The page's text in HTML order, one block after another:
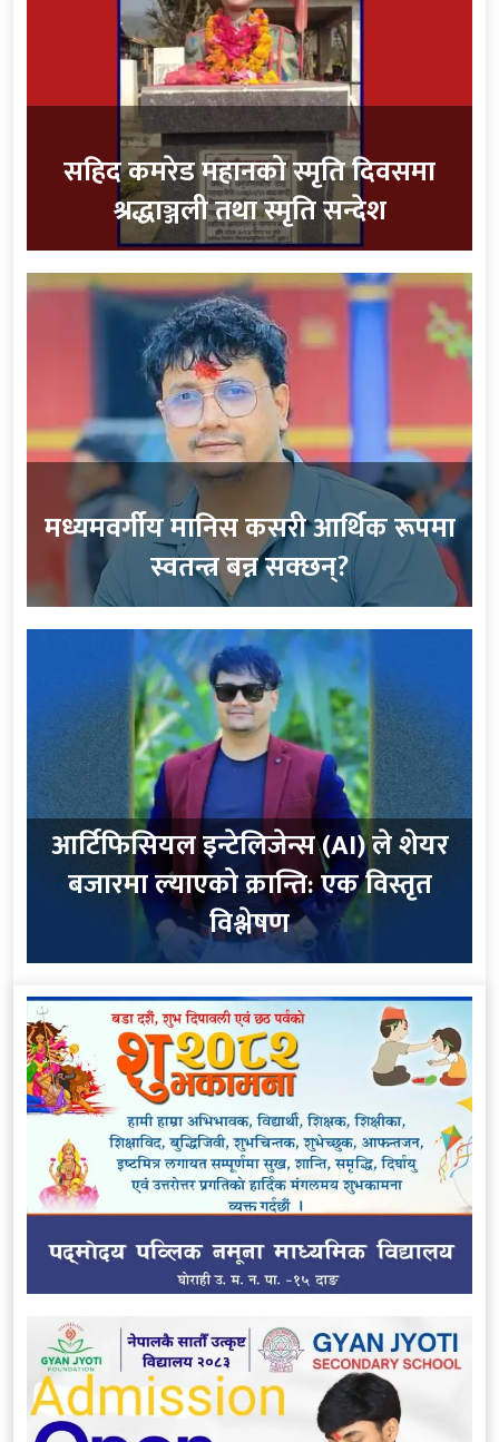
सहिद कमरेड महानको स्मृति दिवसमा
श्रद्धाञ्जली तथा स्मृति सन्देश
मध्यमवर्गीय मानिस कसरी आर्थिक रूपमा
स्वतन्त्र बन्न सक्छन्?
आर्टिफिसियल इन्टेलिजेन्स (AI) ले शेयर
बजारमा ल्याएको क्रान्ति: एक विस्तृत
विश्लेषण